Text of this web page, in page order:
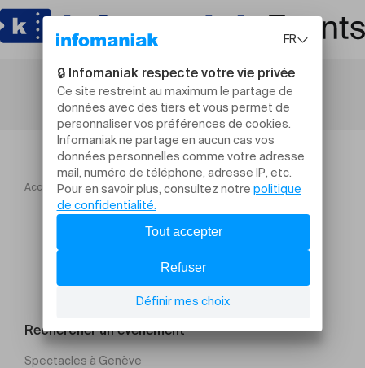
Accueil Nuit des entreprises jurassiennes Tour 15 Groupe 2
Rechercher un évènement
Spectacles à Genève